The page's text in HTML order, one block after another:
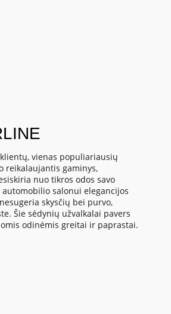
vienas populiariausių
reikalaujantis gaminys,
nuo tikros odos savo
salonui elegancijos
skysčių bei purvo,
Šie sėdynių užvalkalai pavers
odinėmis greitai ir paprastai.